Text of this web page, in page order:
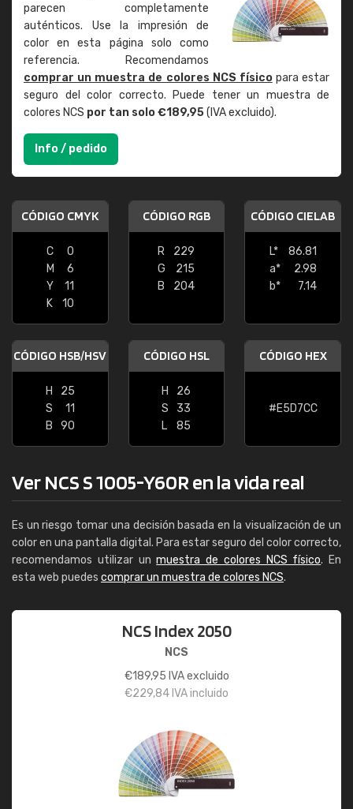
parecen completamente
auténticos. Use la impresión de
color en esta página solo como
referencia. Recomendamos
comprar un muestra de colores NCS físicopara estar
seguro del color correcto. Puede tener un muestra de
colores NCS por tan solo €189,95(IVA excluido).
Info / pedido
CÓDIGO CMYK
C
0
M
6
Y
11
K
10
CÓDIGO RGB
R
229
G
215
B
204
CÓDIGO CIELAB
L*
86.81
a*
2.98
b*
7.14
CÓDIGO HSB/HSV
H
25
S
11
B
90
CÓDIGO HSL
H
26
S
33
L
85
CÓDIGO HEX
#E5D7CC
Ver NCS S 1005-Y60R en la vida real
Es un riesgo tomar una decisión basada en la visualización de un
color en una pantalla digital. Para estar seguro del color correcto,
recomendamos utilizar unmuestra de colores NCS físico. En
esta web puedes comprar un muestra de colores NCS.
NCS Index 2050
NCS
€189,95 IVA excluido
€229,84 IVA incluido